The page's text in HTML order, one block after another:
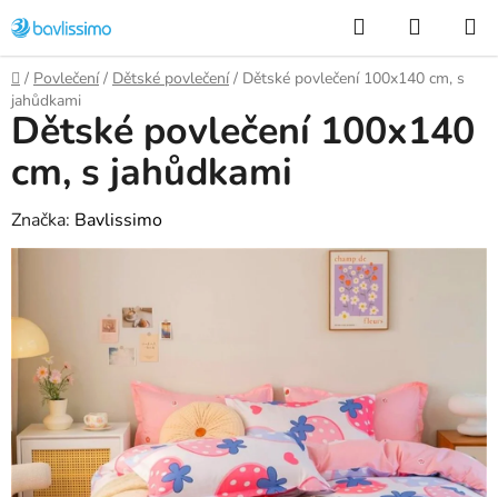
na
obsah
Hledat
KOŠÍK
Domů
/ Povlečení / Dětské povlečení / Dětské povlečení 100x140 cm, s
jahůdkami
Dětské povlečení 100x140
cm, s jahůdkami
Značka: Bavlissimo